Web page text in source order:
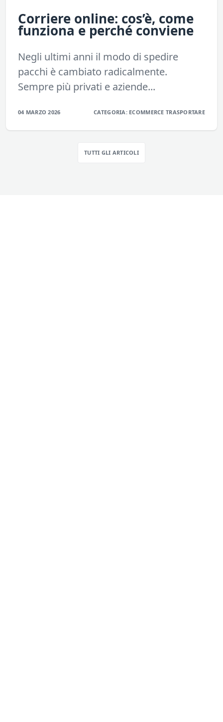
Corriere online: cos’è, come
funziona e perché conviene
Negli ultimi anni il modo di spedire
pacchi è cambiato radicalmente.
Sempre più privati e aziende...
04 MARZO 2026 CATEGORIA: ECOMMERCE TRASPORTARE
TUTTI GLI ARTICOLI